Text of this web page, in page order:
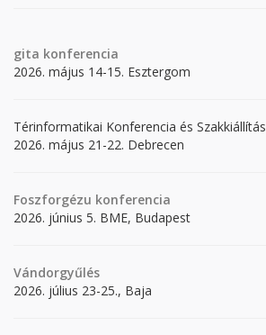
gita konferencia
2026. május 14-15. Esztergom
Térinformatikai Konferencia és Szakkiállítás
2026. május 21-22. Debrecen
Foszforgézu konferencia
2026. június 5. BME, Budapest
Vándorgyűlés
2026. július 23-25., Baja